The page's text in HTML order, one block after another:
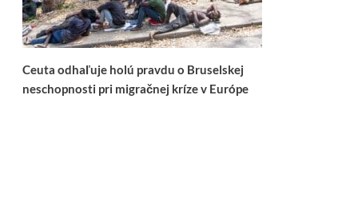
Ceuta odhaľuje holú pravdu o Bruselskej
neschopnosti pri migračnej kríze v Európe